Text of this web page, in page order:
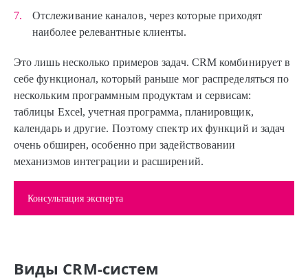
Отслеживание каналов, через которые приходят
наиболее релевантные клиенты.
Это лишь несколько примеров задач. CRM комбинирует в
себе функционал, который раньше мог распределяться по
нескольким программным продуктам и сервисам:
таблицы Excel, учетная программа, планировщик,
календарь и другие. Поэтому спектр их функций и задач
очень обширен, особенно при задействовании
механизмов интеграции и расширений.
Консультация эксперта
Виды CRM-систем